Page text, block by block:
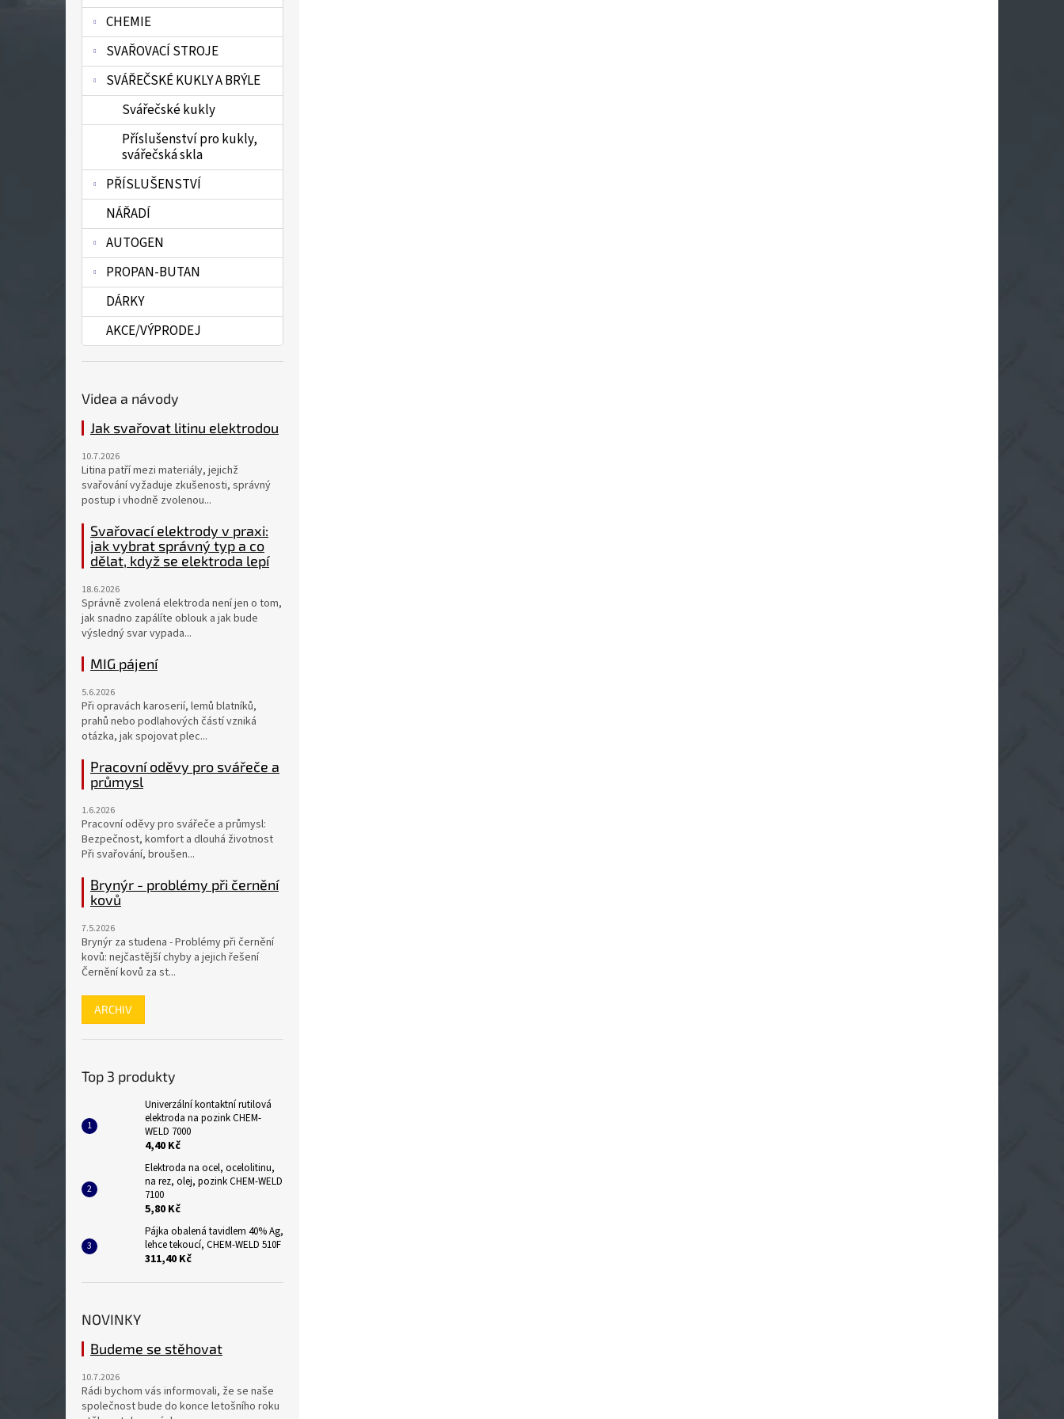
CHEMIE
SVAŘOVACÍ STROJE
SVÁŘEČSKÉ KUKLY A BRÝLE
Svářečské kukly
Příslušenství pro kukly,
svářečská skla
PŘÍSLUŠENSTVÍ
NÁŘADÍ
AUTOGEN
PROPAN-BUTAN
DÁRKY
AKCE/VÝPRODEJ
Videa a návody
Jak svařovat litinu elektrodou
10.7.2026
Litina patří mezi materiály, jejichž
svařování vyžaduje zkušenosti, správný
postup i vhodně zvolenou...
Svařovací elektrody v praxi:
jak vybrat správný typ a co
dělat, když se elektroda lepí
18.6.2026
Správně zvolená elektroda není jen o tom,
jak snadno zapálíte oblouk a jak bude
výsledný svar vypada...
MIG pájení
5.6.2026
Při opravách karoserií, lemů blatníků,
prahů nebo podlahových částí vzniká
otázka, jak spojovat plec...
Pracovní oděvy pro svářeče a
průmysl
1.6.2026
Pracovní oděvy pro svářeče a průmysl:
Bezpečnost, komfort a dlouhá životnost
Při svařování, broušen...
Brynýr - problémy při černění
kovů
7.5.2026
Brynýr za studena - Problémy při černění
kovů: nejčastější chyby a jejich řešení
Černění kovů za st...
ARCHIV
Top 3 produkty
Univerzální kontaktní rutilová
elektroda na pozink CHEM-
WELD 7000
4,40 Kč
Elektroda na ocel, ocelolitinu,
na rez, olej, pozink CHEM-WELD
7100
5,80 Kč
Pájka obalená tavidlem 40% Ag,
lehce tekoucí, CHEM-WELD 510F
311,40 Kč
NOVINKY
Budeme se stěhovat
10.7.2026
Rádi bychom vás informovali, že se naše
společnost bude do konce letošního roku